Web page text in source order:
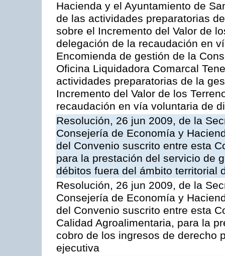
Hacienda y el Ayuntamiento de
de las actividades preparatorias
sobre el Incremento del Valor de
delegación de la recaudación en
Encomienda de gestión de la
Oficina Liquidadora Comarcal
actividades preparatorias de la
Incremento del Valor de los
recaudación en vía voluntaria de
Resolución, 26 jun 2009, de la
Consejería de Economía y
del Convenio suscrito entre esta
para la prestación del servicio de
débitos fuera del ámbito territorial
Resolución, 26 jun 2009, de la
Consejería de Economía y
del Convenio suscrito entre esta
Calidad Agroalimentaria, para la
cobro de los ingresos de derecho
ejecutiva